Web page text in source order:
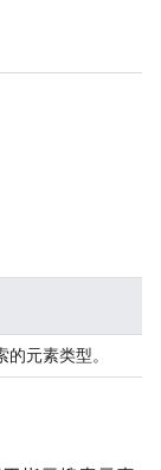
的元素类型。